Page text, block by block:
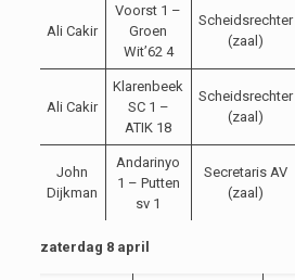
Ali Cakir
Voorst 1 –
Groen
Wit’62 4
Scheidsrechter
(zaal)
Ali Cakir
Klarenbeek
SC 1 –
ATIK 18
Scheidsrechter
(zaal)
John
Dijkman
Andarinyo
1 – Putten
sv 1
Secretaris AV
(zaal)
zaterdag 8 april